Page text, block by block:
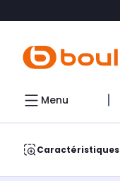
Menu
Caractéristiques